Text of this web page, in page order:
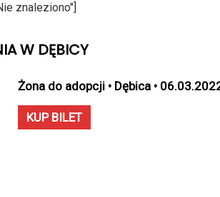
znaleziono"]
W DĘBICY
Żona do adopcji • Dębica •
KUP BILET